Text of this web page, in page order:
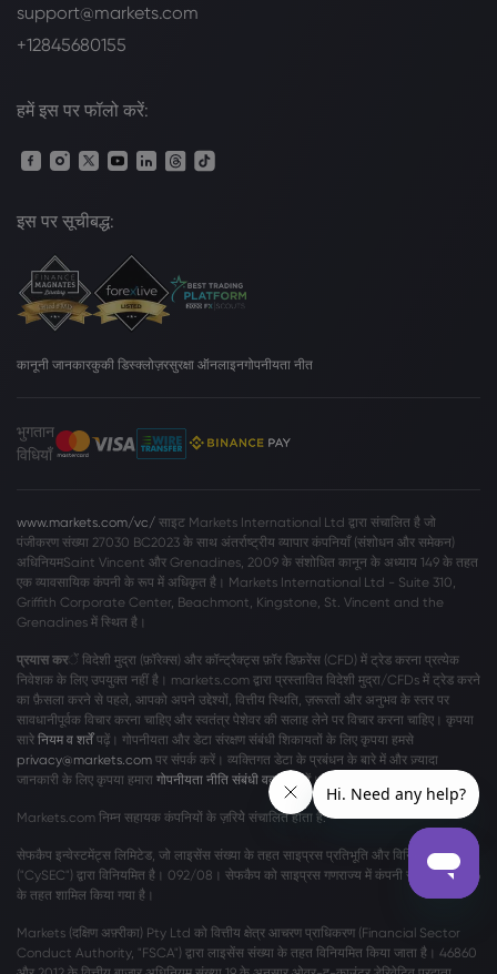
support@markets.com
+12845680155
हमें इस पर फॉलो करें:
इस पर सूचीबद्ध:
कानूनी जानकारकुकी डिस्क्लोज़रसुरक्षा ऑनलाइनगोपनीयता नीत
भुगतान
विधियाँ
www.markets.com/vc/ साइट Markets International Ltd द्वारा संचालित है जो
पंजीकरण संख्या 27030 BC2023 के साथ अंतर्राष्ट्रीय व्यापार कंपनियाँ (संशोधन और समेकन)
अधिनियमSaint Vincent और Grenadines, 2009 के संशोधित कानून के अध्याय 149 के तहत
एक व्यावसायिक कंपनी के रूप में अधिकृत है। Markets International Ltd - Suite 310,
Griffith Corporate Center, Beachmont, Kingstone, St. Vincent and the
Grenadines में स्थित है।
प्रयास करें विदेशी मुद्रा (फ़ॉरेक्स) और कॉन्ट्रैक्ट्स फ़ॉर डिफ़रेंस (CFD) में ट्रेड करना प्रत्येक
निवेशक के लिए उपयुक्त नहीं है। markets.com द्वारा प्रस्तावित विदेशी मुद्रा/CFDs में ट्रेड करने
का फ़ैसला करने से पहले, आपको अपने उद्देश्यों, वित्तीय स्थिति, ज़रूरतों और अनुभव के स्तर पर
सावधानीपूर्वक विचार करना चाहिए और स्वतंत्र पेशेवर की सलाह लेने पर विचार करना चाहिए। कृपया
सारे नियम व शर्तेंपढ़ें। गोपनीयता और डेटा संरक्षण संबंधी शिकायतों के लिए कृपया हमसे
privacy@markets.com पर संपर्क करें। व्यक्तिगत डेटा के प्रबंधन के बारे में और ज़्यादा
जानकारी के लिए कृपया हमारा गोपनीयता नीति संबंधी वक्तव्य पढ़ें।
Markets.com निम्न सहायक कंपनियों के ज़रियेे संचालित होता है:
सेफकैप इन्वेस्टमेंट्स लिमिटेड, जो लाइसेंस संख्या के तहत साइप्रस प्रतिभूति और विनिमय आयोग
("CySEC") द्वारा विनियमित है। 092/08। सेफकैप को साइप्रस गणराज्य में कंपनी संख्या η186196
के तहत शामिल किया गया है।
Markets (दक्षिण अफ़्रीका) Pty Ltd को वित्तीय क्षेत्र आचरण प्राधिकरण (Financial Sector
Conduct Authority, "FSCA") द्वारा लाइसेंस संख्या के तहत विनियमित किया जाता है। 46860